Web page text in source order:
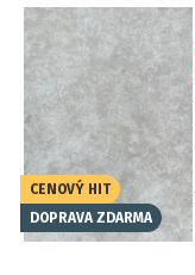
CENOVÝ HIT
DOPRAVA ZDARMA